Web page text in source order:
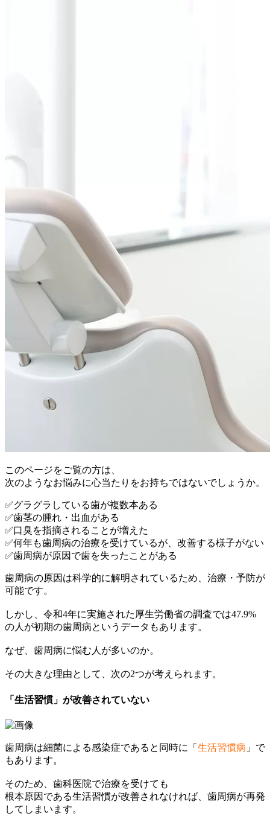
このページをご覧の方は、
次のようなお悩みに心当たりをお持ちではないでしょうか。
✅グラグラしている歯が複数本ある
✅歯茎の腫れ・出血がある
✅口臭を指摘されることが増えた
✅何年も歯周病の治療を受けているが、改善する様子がない
✅歯周病が原因で歯を失ったことがある
歯周病の原因は科学的に解明されているため、治療・予防が
可能です。
しかし、令和4年に実施された厚生労働省の調査では47.9%
の人が初期の歯周病というデータもあります。
なぜ、歯周病に悩む人が多いのか。
その大きな理由として、次の2つが考えられます。
「生活習慣」が改善されていない
歯周病は細菌による感染症であると同時に「 生活習慣病 」で
もあります。
そのため、歯科医院で治療を受けても
根本原因である生活習慣が改善されなければ、歯周病が再発
してしまいます。